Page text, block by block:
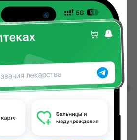
500ГР
ПЯТНОВЫВОД 500ГР
заказать в аптеках, Нишон
от 26.00 TJS до 103.00 TJS в